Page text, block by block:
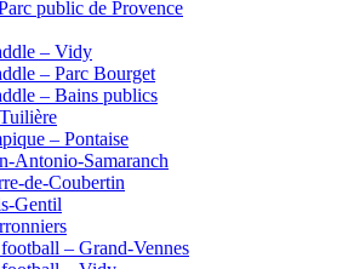
public de Provence
– Vidy
– Parc Bourget
– Bains publics
– Pontaise
Antonio-Samaranch
de-Coubertin
Gentil
– Grand-Vennes